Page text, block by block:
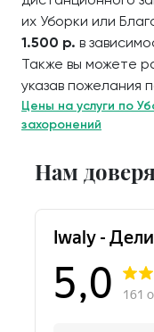
их Уборки или
1.500 р. в
Также вы можете
указав пожелания
Цены на услуги по
захоронений
Нам